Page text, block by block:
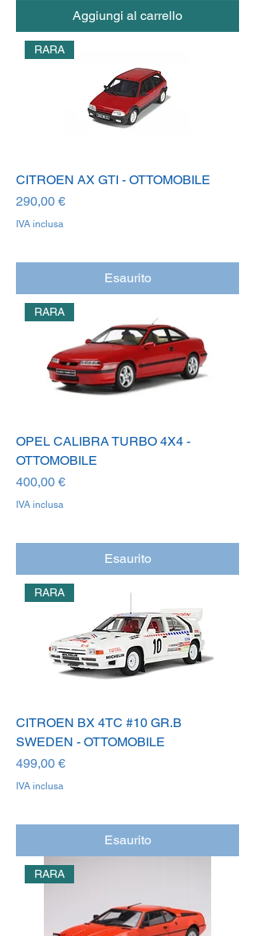
Aggiungi al carrello
RARA
CITROEN AX GTI - OTTOMOBILE
Prezzo
290,00 €
IVA inclusa
Esaurito
RARA
OPEL CALIBRA TURBO 4X4 -
OTTOMOBILE
Prezzo
400,00 €
IVA inclusa
Esaurito
RARA
CITROEN BX 4TC #10 GR.B
SWEDEN - OTTOMOBILE
Prezzo
499,00 €
IVA inclusa
Esaurito
RARA